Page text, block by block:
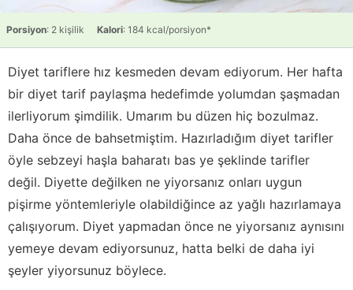
Porsiyon: 2 kişilik Kalori: 184 kcal/porsiyon*
Diyet tariflere hız kesmeden devam ediyorum. Her hafta
bir diyet tarif paylaşma hedefimde yolumdan şaşmadan
ilerliyorum şimdilik. Umarım bu düzen hiç bozulmaz.
Daha önce de bahsetmiştim. Hazırladığım diyet tarifler
öyle sebzeyi haşla baharatı bas ye şeklinde tarifler
değil. Diyette değilken ne yiyorsanız onları uygun
pişirme yöntemleriyle olabildiğince az yağlı hazırlamaya
çalışıyorum. Diyet yapmadan önce ne yiyorsanız aynısını
yemeye devam ediyorsunuz, hatta belki de daha iyi
şeyler yiyorsunuz böylece.